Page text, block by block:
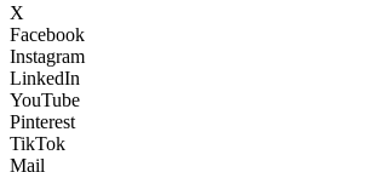
X
Facebook
Instagram
LinkedIn
YouTube
Pinterest
TikTok
Mail